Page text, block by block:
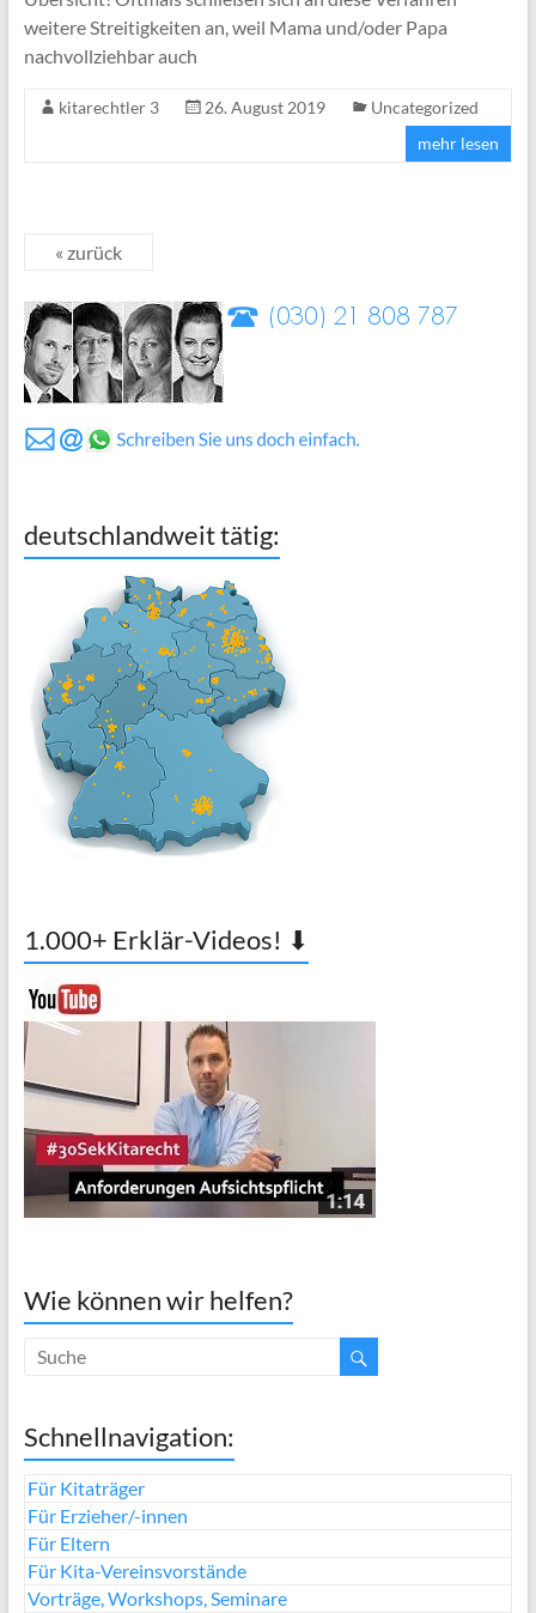
weitere Streitigkeiten an, weil Mama und/oder Papa
nachvollziehbar auch
kitarechtler 3 26. August 2019
Uncategorized
mehr lesen
« zurück
deutschlandweit tätig:
1.000+ Erklär-Videos! ⬇
Wie können wir helfen?
Schnellnavigation:
Für Kitaträger
Für Erzieher/-innen
Für Eltern
Für Kita-Vereinsvorstände
Vorträge, Workshops, Seminare